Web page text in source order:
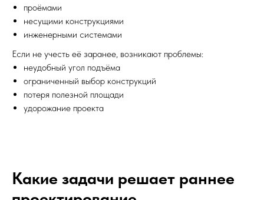
проёмами
несущими конструкциями
инженерными системами
Если не учесть её заранее, возникают проблемы:
неудобный угол подъёма
ограниченный выбор конструкций
потеря полезной площади
удорожание проекта
Какие задачи решает раннее